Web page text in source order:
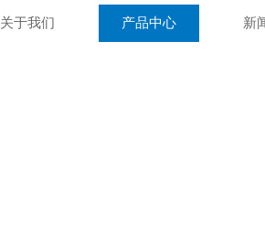
关于我们 产品中心 新